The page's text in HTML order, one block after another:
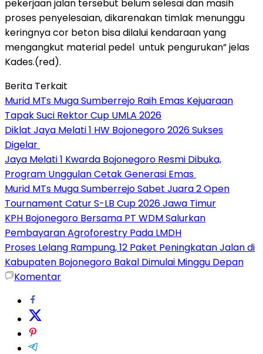
pekerjaan jalan tersebut belum selesai dan masih
proses penyelesaian, dikarenakan timlak menunggu
keringnya cor beton bisa dilalui kendaraan yang
mengangkut material pedel untuk pengurukan” jelas
Kades.(red).
Berita Terkait
Murid MTs Muga Sumberrejo Raih Emas Kejuaraan
Tapak Suci Rektor Cup UMLA 2026
Diklat Jaya Melati 1 HW Bojonegoro 2026 Sukses
Digelar
Jaya Melati 1 Kwarda Bojonegoro Resmi Dibuka,
Program Unggulan Cetak Generasi Emas
Murid MTs Muga Sumberrejo Sabet Juara 2 Open
Tournament Catur S-LB Cup 2026 Jawa Timur
KPH Bojonegoro Bersama PT WDM Salurkan
Pembayaran Agroforestry Pada LMDH
Proses Lelang Rampung, 12 Paket Peningkatan Jalan di
Kabupaten Bojonegoro Bakal Dimulai Minggu Depan
Komentar